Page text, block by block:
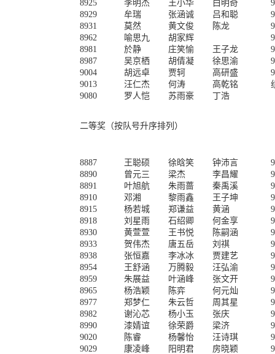
8925
李明杰 王小华 白明奇
8929
牟瑞 张涵诚 吕和聪
8931
莫然 黄文俊 陈龙
8962
喻思九 胡家辉
8981
於静 庄笑愉 王子龙
8987
吴京栖 胡倩凝 徐思渝
9004
胡远卓 贾轲 高研盛
9013
汪仁杰 何涛 高乾铭
9080
罗人恺 苏雨豪 丁浩
二等奖（按队号升序排列）
8887 王聪硕 徐晗笑 钟沛言
8890
曾元三 梁杰 李昌耀
8891
叶旭航 朱雨蔷 秦禹溪
8910
邓湘 黎雨鑫 王子坤
8915
杨若城 郑谦益 黄涵
8918
刘星雨 石绍卿 何金享
8930
黄萱萱 王书悦 陈嗣涵
8933
贺伟杰 唐五岳 刘祺
8938
张恒嘉 李冰冰 贾建艺
8954
王舒涵 万腾毅 汪弘渝
8959
朱展益 叶涵峰 张文开
8965
杨浩颖 陈弈 何元灿
8977
郑梦仁 朱云哲 周其星
8982
谢沁芯 杨小玉 张庆
8990
漆婧谊 徐荣爵 梁济
9020
陈睿 杨馨怡 汪诗琪
9029
康凌峰 阳明君 房晓颖